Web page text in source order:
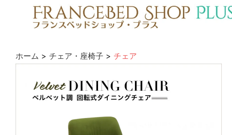
ホーム > チェア・座椅子 > チェア